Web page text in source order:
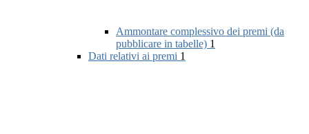
Ammontare complessivo dei premi (da
pubblicare in tabelle) 1
Dati relativi ai premi 1